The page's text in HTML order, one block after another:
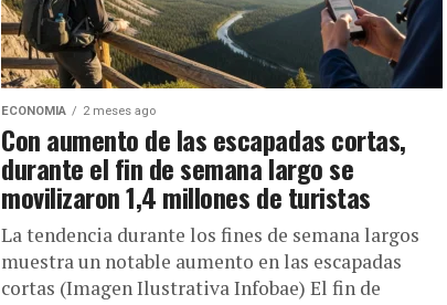
ECONOMIA 2 meses ago
Con aumento de las escapadas cortas,
durante el fin de semana largo se
movilizaron 1,4 millones de turistas
La tendencia durante los fines de semana largos
muestra un notable aumento en las escapadas
cortas (Imagen Ilustrativa Infobae) El fin de